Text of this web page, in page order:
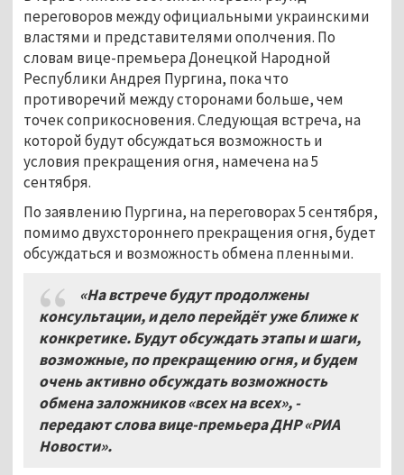
переговоров между официальными украинскими
властями и представителями ополчения. По
словам вице-премьера Донецкой Народной
Республики Андрея Пургина, пока что
противоречий между сторонами больше, чем
точек соприкосновения. Следующая встреча, на
которой будут обсуждаться возможность и
условия прекращения огня, намечена на 5
сентября.
По заявлению Пургина, на переговорах 5 сентября,
помимо двухстороннего прекращения огня, будет
обсуждаться и возможность обмена пленными.
«На встрече будут продолжены
консультации, и дело перейдёт уже ближе к
конкретике. Будут обсуждать этапы и шаги,
возможные, по прекращению огня, и будем
очень активно обсуждать возможность
обмена заложников «всех на всех», -
передают слова вице-премьера ДНР «РИА
Новости».